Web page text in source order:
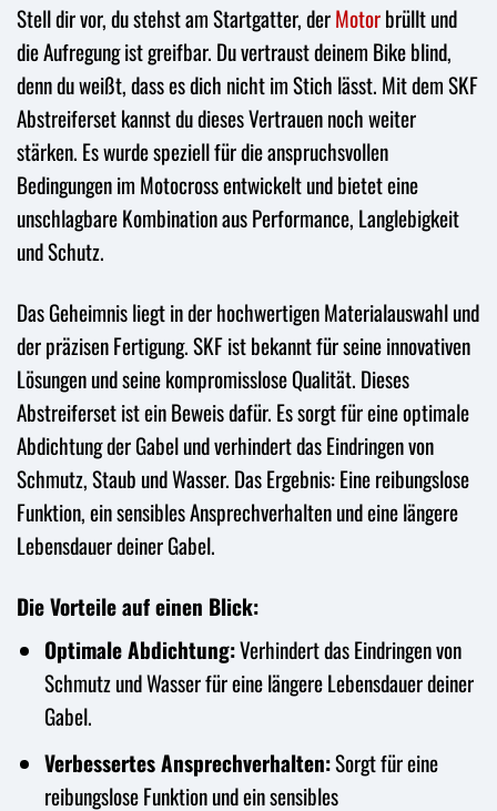
Stell dir vor, du stehst am Startgatter, derMotorbrüllt und
die Aufregung ist greifbar. Du vertraust deinem Bike blind,
denn du weißt, dass es dich nicht im Stich lässt. Mit dem SKF
Abstreiferset kannst du dieses Vertrauen noch weiter
stärken. Es wurde speziell für die anspruchsvollen
Bedingungen im Motocross entwickelt und bietet eine
unschlagbare Kombination aus Performance, Langlebigkeit
und Schutz.
Das Geheimnis liegt in der hochwertigen Materialauswahl und
der präzisen Fertigung. SKF ist bekannt für seine innovativen
Lösungen und seine kompromisslose Qualität. Dieses
Abstreiferset ist ein Beweis dafür. Es sorgt für eine optimale
Abdichtung der Gabel und verhindert das Eindringen von
Schmutz, Staub und Wasser. Das Ergebnis: Eine reibungslose
Funktion, ein sensibles Ansprechverhalten und eine längere
Lebensdauer deiner Gabel.
Die Vorteile auf einen Blick:
Optimale Abdichtung:Verhindert das Eindringen von
Schmutz und Wasser für eine längere Lebensdauer deiner
Gabel.
Verbessertes Ansprechverhalten:Sorgt für eine
reibungslose Funktion und ein sensibles